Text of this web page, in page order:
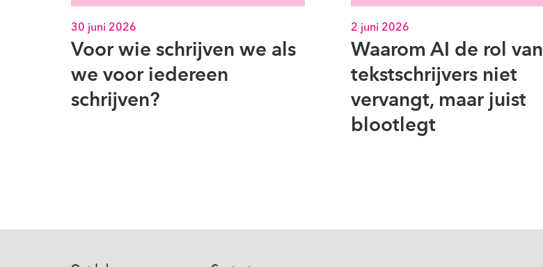
30 juni 2026
Voor wie schrijven we als
we voor iedereen
schrijven?
2 juni 2026
Waarom AI de rol van
tekstschrijvers niet
vervangt, maar juist
blootlegt